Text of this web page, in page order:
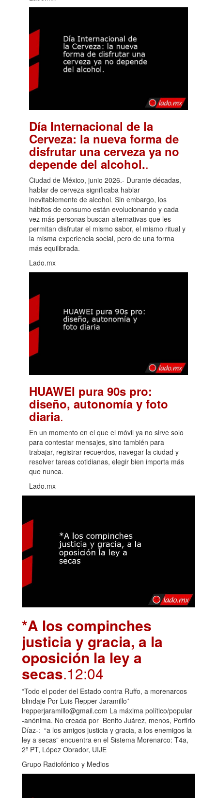
Día Internacional de la
Cerveza: la nueva forma de
disfrutar una cerveza ya no
depende del alcohol..
Ciudad de México, junio 2026.- Durante décadas,
hablar de cerveza significaba hablar
inevitablemente de alcohol. Sin embargo, los
hábitos de consumo están evolucionando y cada
vez más personas buscan alternativas que les
permitan disfrutar el mismo sabor, el mismo ritual y
la misma experiencia social, pero de una forma
más equilibrada.
Lado.mx
HUAWEI pura 90s pro:
diseño, autonomía y foto
diaria.
En un momento en el que el móvil ya no sirve solo
para contestar mensajes, sino también para
trabajar, registrar recuerdos, navegar la ciudad y
resolver tareas cotidianas, elegir bien importa más
que nunca.
Lado.mx
*A los compinches
justicia y gracia, a la
oposición la ley a
secas.12:04
*Todo el poder del Estado contra Ruffo, a morenarcos
blindaje Por Luis Repper Jaramillo*
lrepperjaramillo@gmail.com La máxima político/popular
-anónima. No creada por Benito Juárez, menos, Porfirio
Díaz-: “a los amigos justicia y gracia, a los enemigos la
ley a secas” encuentra en el Sistema Morenarco: T4a,
2º PT, López Obrador, UIJE
Grupo Radiofónico y Medios